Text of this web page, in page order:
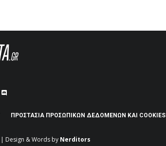
ΠΡΟΣΤΑΣΊΑ ΠΡΟΣΩΠΙΚΏΝ ΔΕΔΟΜΈΝΩΝ ΚΑΙ COOKIES
| Design & Words by Nerditors